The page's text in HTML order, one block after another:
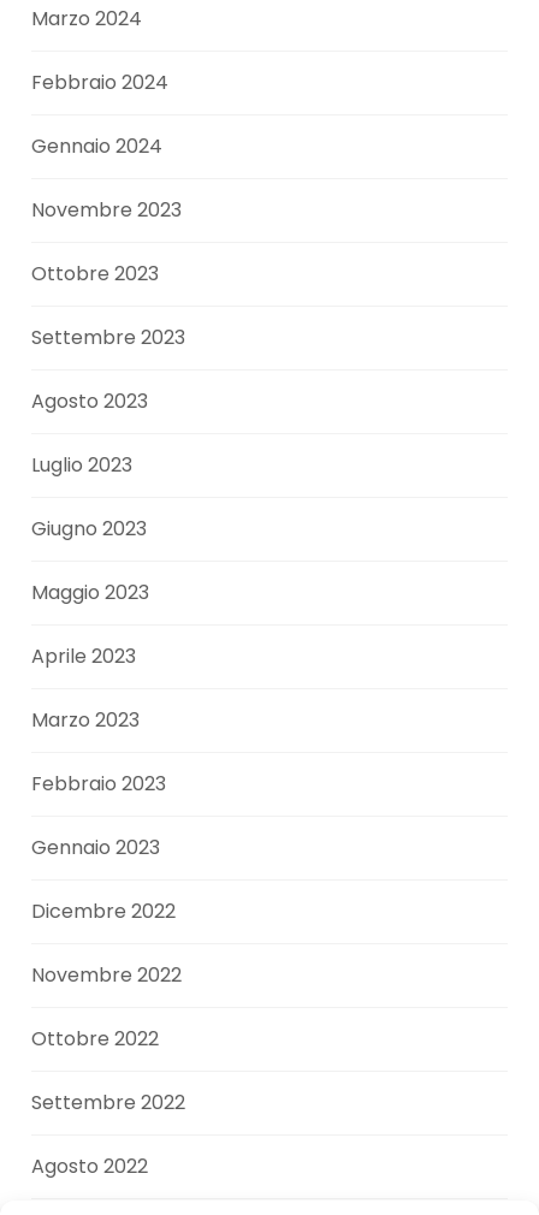
Marzo 2024
Febbraio 2024
Gennaio 2024
Novembre 2023
Ottobre 2023
Settembre 2023
Agosto 2023
Luglio 2023
Giugno 2023
Maggio 2023
Aprile 2023
Marzo 2023
Febbraio 2023
Gennaio 2023
Dicembre 2022
Novembre 2022
Ottobre 2022
Settembre 2022
Agosto 2022